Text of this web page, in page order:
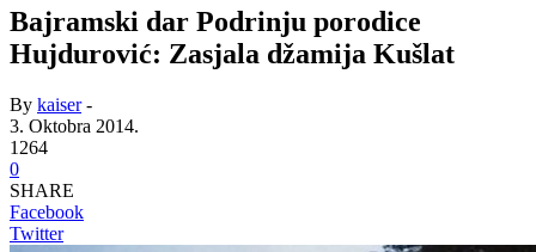
Bajramski dar Podrinju porodice
Hujdurović: Zasjala džamija Kušlat
By kaiser-
3. Oktobra 2014.
1264
0
SHARE
Facebook
Twitter